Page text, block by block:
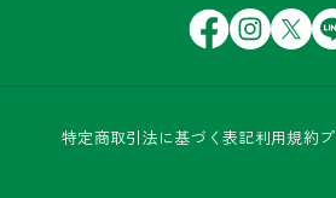
FacebookInstagram
X
特定商取引法に基づく表記利用規約